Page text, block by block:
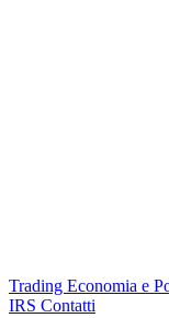
Trading Economia e
IRS Contatti